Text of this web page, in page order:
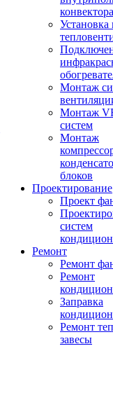
конвектора
Установка
Монтаж
Монтаж
систем
Монтаж
блоков
Проектирование
Проект
систем
Ремонт
Ремонт
Ремонт
Заправка
Ремонт
завесы